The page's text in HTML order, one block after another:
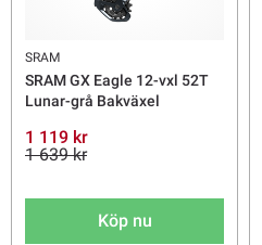
SRAM
SRAM GX Eagle 12-vxl 52T
Lunar-grå Bakväxel
1 119 kr
1 639 kr
Köp nu